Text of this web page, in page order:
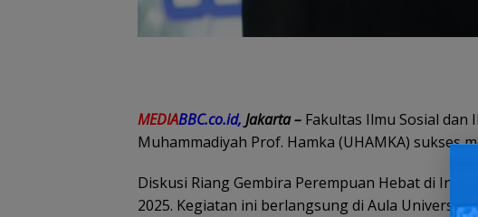
MEDIABBC.co.id, Jakarta – Fakultas Ilmu Sosial dan
Muhammadiyah Prof. Hamka (UHAMKA) sukses
Diskusi Riang Gembira Perempuan Hebat di
2025. Kegiatan ini berlangsung di Aula